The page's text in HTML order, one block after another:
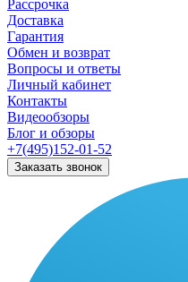
Рассрочка
Доставка
Гарантия
Обмен и возврат
Вопросы и ответы
Личный кабинет
Контакты
Видеообзоры
Блог и обзоры
+7(495)152-01-52
Заказать звонок